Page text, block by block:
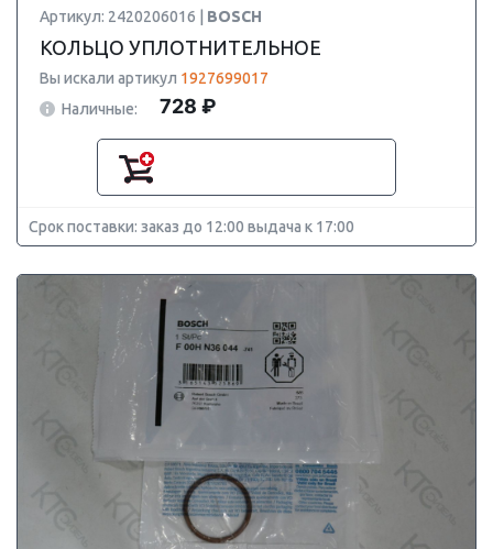
Артикул: 2420206016 | BOSCH
КОЛЬЦО УПЛОТНИТЕЛЬНОЕ
Вы искали артикул 1927699017
Наличные:
728 ₽
Срок поставки: заказ до 12:00 выдача к 17:00